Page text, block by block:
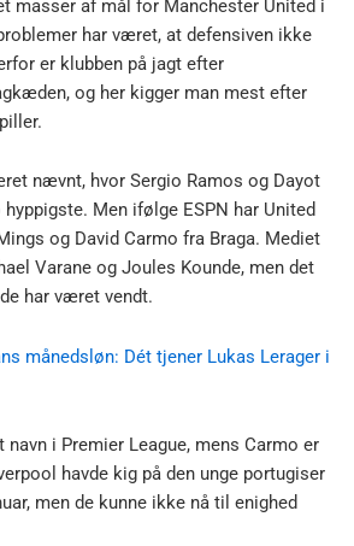
masser af mål for Manchester United i
har været, at defensiven ikke
er klubben på jagt efter
og her kigger man mest efter
nævnt, hvor Sergio Ramos og Dayot
Men ifølge ESPN har United
og David Carmo fra Braga. Mediet
Varane og Joules Kounde, men det
har været vendt.
månedsløn: Dét tjener Lukas Lerager i
i Premier League, mens Carmo er
havde kig på den unge portugiser
men de kunne ikke nå til enighed